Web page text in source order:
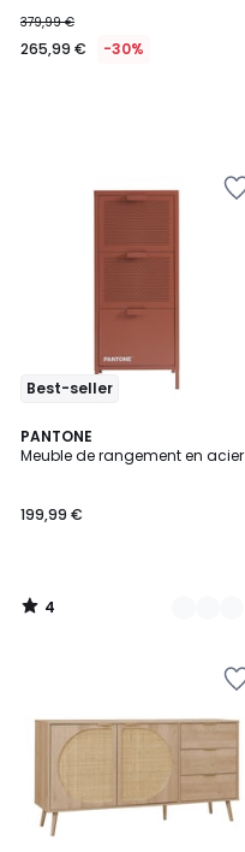
€
au
379,99 €
265,99 € -30%
Best-seller
PANTONE
Meuble de rangement en acier
199,99 €
4
/
4
Couleurs
4
/